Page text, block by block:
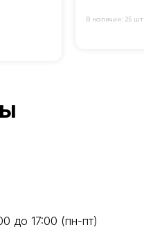
В наличии: 25 шт
до 17:00 (пн-пт)